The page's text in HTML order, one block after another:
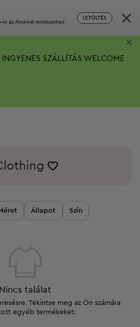
ot az Android rendszerhez
LETÖLTÉS ×
SZÁLLÍTÁS WELCOME
×
Állapot Szín
Nincs találat
Tekintse meg az Ön számára
egyéb termékeket: